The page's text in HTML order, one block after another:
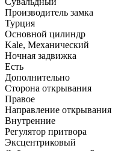
Производитель замка
Турция
Основной цилиндр
Kale, Механический
Ночная задвижка
Есть
Дополнительно
Сторона открывания
Правое
Направление открывания
Внутренние
Регулятор притвора
Эксцентриковый